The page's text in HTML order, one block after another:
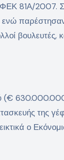
81Α/2007.
παρέστησαν
βουλευτές,
630.000.000)
της
ο